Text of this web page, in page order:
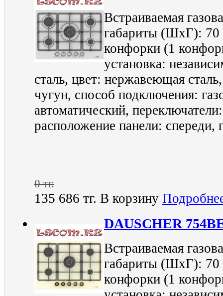
Встраиваемая
габариты (ШхГ): 70
конфорки (1
установка:
сталь, цвет: нержавеющая
чугун, способ подключения:
автоматический,
расположение панели: спереди,
0 тг.
135 686 тг. В корзину
DAUSCHER
Встраиваемая
габариты (ШхГ): 70
конфорки (1